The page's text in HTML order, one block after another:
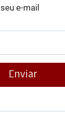
seu e-mail
Enviar